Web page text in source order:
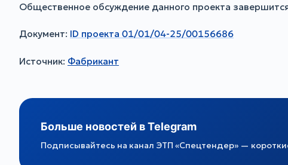
Общественное обсуждение данного проекта
Документ: ID проекта 01/01/04-25/00156686
Источник: Фабрикант
Больше новостей в Telegram
Подписывайтесь на канал ЭТП «Спецтендер» —